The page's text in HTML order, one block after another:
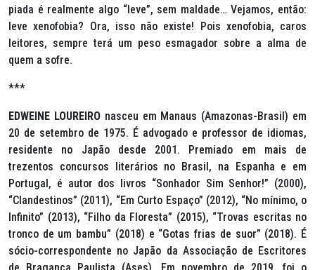
piada é realmente algo “leve”, sem maldade… Vejamos, então:
leve xenofobia? Ora, isso não existe! Pois xenofobia, caros
leitores, sempre terá um peso esmagador sobre a alma de
quem a sofre.
***
EDWEINE LOUREIROnasceu em Manaus (Amazonas-Brasil) em
20 de setembro de 1975. É advogado e professor de idiomas,
residente no Japão desde 2001. Premiado em mais de
trezentos concursos literários no Brasil, na Espanha e em
Portugal, é autor dos livros “Sonhador Sim Senhor!” (2000),
“Clandestinos” (2011), “Em Curto Espaço” (2012), “No mínimo, o
Infinito” (2013), “Filho da Floresta” (2015), “Trovas escritas no
tronco de um bambu” (2018) e “Gotas frias de suor” (2018). É
sócio-correspondente no Japão da Associação de Escritores